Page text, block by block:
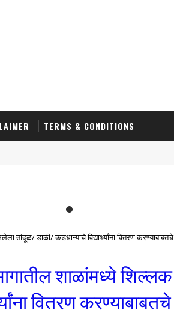
TERMS & CONDITIONS
तांदूळ/ डाळी/ कडधान्याचे विद्यार्थ्यांना वितरण करण्याबाबतचे
शाळांमध्ये शिल्लक
वितरण करण्याबाबतचे